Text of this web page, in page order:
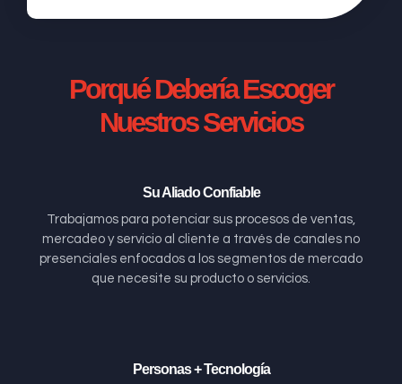
Porqué Debería Escoger
Nuestros Servicios
Su Aliado Confiable
Trabajamos para potenciar sus procesos de ventas,
mercadeo y servicio al cliente a través de canales no
presenciales enfocados a los segmentos de mercado
que necesite su producto o servicios.
Personas + Tecnología